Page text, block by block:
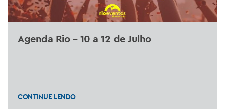
Agenda Rio – 10 a 12 de Julho
CONTINUE LENDO